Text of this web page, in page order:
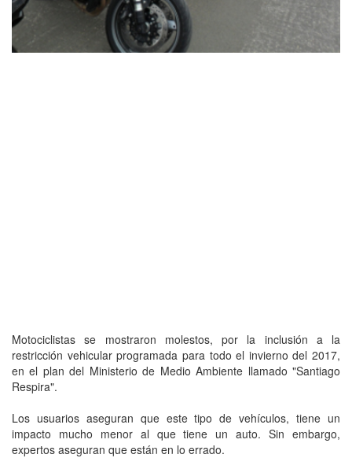
Motociclistas se mostraron molestos, por la inclusión a la
restricción vehicular programada para todo el invierno del 2017,
en el plan del Ministerio de Medio Ambiente llamado "Santiago
Respira".
Los usuarios aseguran que este tipo de vehículos, tiene un
impacto mucho menor al que tiene un auto. Sin embargo,
expertos aseguran que están en lo errado.